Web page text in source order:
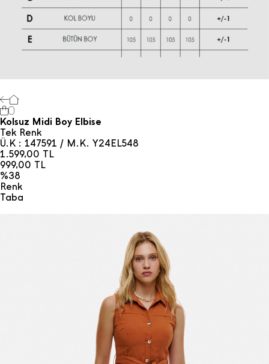
0
Kolsuz Midi Boy Elbise
Tek Renk
Ü.K : 147591 / M.K. Y24EL548
1.599,00 TL
999,00 TL
%38
Renk
Taba